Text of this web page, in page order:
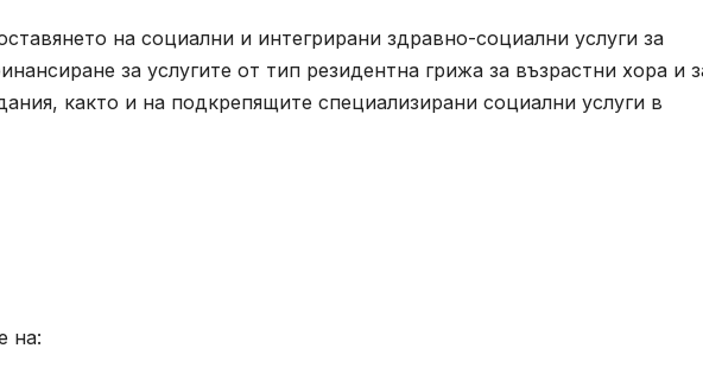
на социални и интегрирани здравно-социални услуги за
за услугите от тип резидентна грижа за възрастни хора и
както и на подкрепящите специализирани социални услуги в
на: